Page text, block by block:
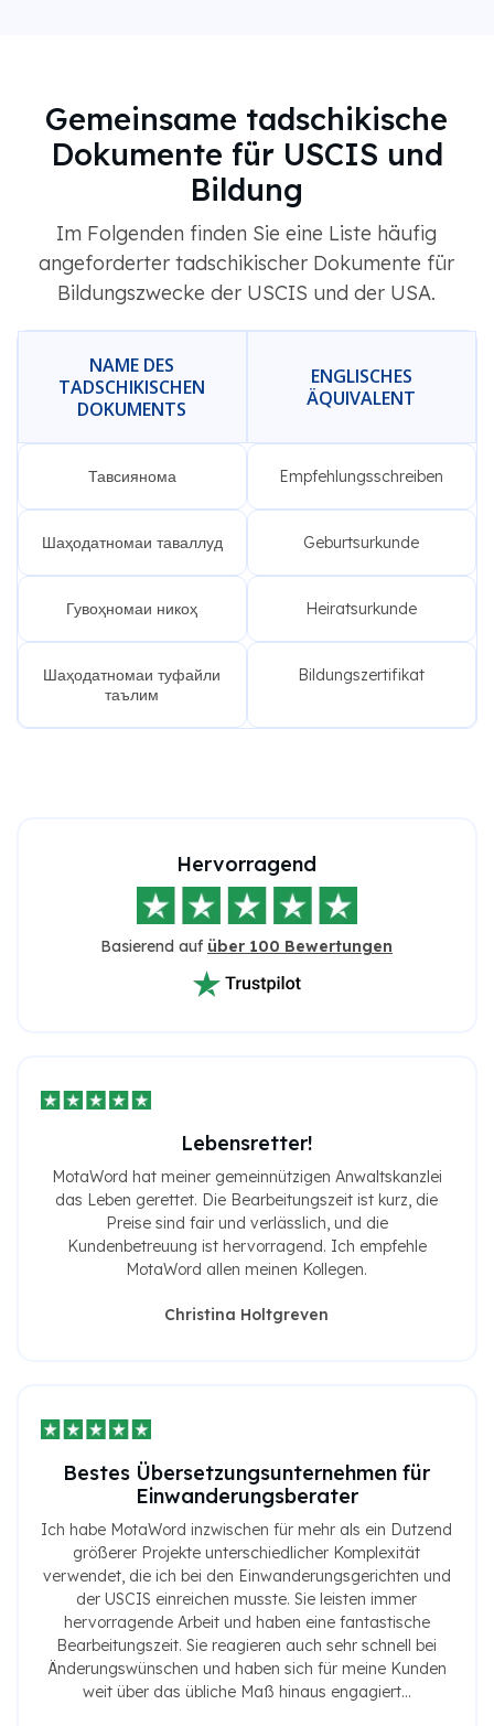
Gemeinsame tadschikische
Dokumente für USCIS und
Bildung
Im Folgenden finden Sie eine Liste häufig
angeforderter tadschikischer Dokumente für
Bildungszwecke der USCIS und der USA.
NAME DES
TADSCHIKISCHEN
DOKUMENTS
ENGLISCHES
ÄQUIVALENT
Тавсиянома Empfehlungsschreiben
Шаҳодатномаи таваллуд Geburtsurkunde
Гувоҳномаи никоҳ Heiratsurkunde
Шаҳодатномаи туфайли
таълим
Bildungszertifikat
Hervorragend
Basierend auf über 100 Bewertungen
Lebensretter!
MotaWord hat meiner gemeinnützigen Anwaltskanzlei
das Leben gerettet. Die Bearbeitungszeit ist kurz, die
Preise sind fair und verlässlich, und die
Kundenbetreuung ist hervorragend. Ich empfehle
MotaWord allen meinen Kollegen.
Christina Holtgreven
Bestes Übersetzungsunternehmen für
Einwanderungsberater
Ich habe MotaWord inzwischen für mehr als ein Dutzend
größerer Projekte unterschiedlicher Komplexität
verwendet, die ich bei den Einwanderungsgerichten und
der USCIS einreichen musste. Sie leisten immer
hervorragende Arbeit und haben eine fantastische
Bearbeitungszeit. Sie reagieren auch sehr schnell bei
Änderungswünschen und haben sich für meine Kunden
weit über das übliche Maß hinaus engagiert...